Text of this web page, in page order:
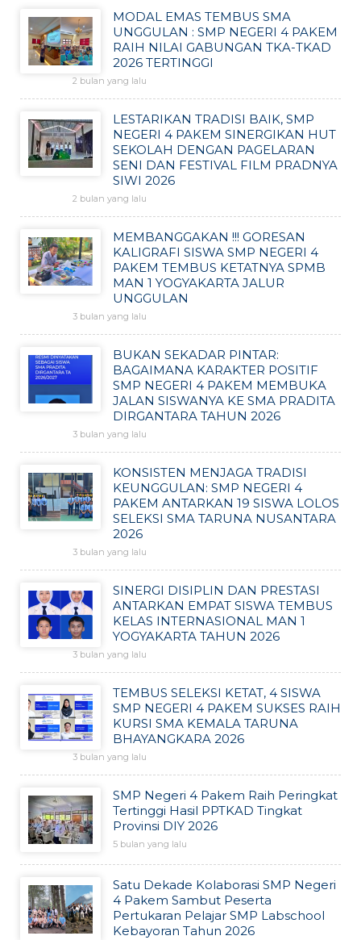
MODAL EMAS TEMBUS SMA
UNGGULAN : SMP NEGERI 4 PAKEM
RAIH NILAI GABUNGAN TKA-TKAD
2026 TERTINGGI
2 bulan yang lalu
LESTARIKAN TRADISI BAIK, SMP
NEGERI 4 PAKEM SINERGIKAN HUT
SEKOLAH DENGAN PAGELARAN
SENI DAN FESTIVAL FILM PRADNYA
SIWI 2026
2 bulan yang lalu
MEMBANGGAKAN !!! GORESAN
KALIGRAFI SISWA SMP NEGERI 4
PAKEM TEMBUS KETATNYA SPMB
MAN 1 YOGYAKARTA JALUR
UNGGULAN
3 bulan yang lalu
BUKAN SEKADAR PINTAR:
BAGAIMANA KARAKTER POSITIF
SMP NEGERI 4 PAKEM MEMBUKA
JALAN SISWANYA KE SMA PRADITA
DIRGANTARA TAHUN 2026
3 bulan yang lalu
KONSISTEN MENJAGA TRADISI
KEUNGGULAN: SMP NEGERI 4
PAKEM ANTARKAN 19 SISWA LOLOS
SELEKSI SMA TARUNA NUSANTARA
2026
3 bulan yang lalu
SINERGI DISIPLIN DAN PRESTASI
ANTARKAN EMPAT SISWA TEMBUS
KELAS INTERNASIONAL MAN 1
YOGYAKARTA TAHUN 2026
3 bulan yang lalu
TEMBUS SELEKSI KETAT, 4 SISWA
SMP NEGERI 4 PAKEM SUKSES RAIH
KURSI SMA KEMALA TARUNA
BHAYANGKARA 2026
3 bulan yang lalu
SMP Negeri 4 Pakem Raih Peringkat
Tertinggi Hasil PPTKAD Tingkat
Provinsi DIY 2026
5 bulan yang lalu
Satu Dekade Kolaborasi SMP Negeri
4 Pakem Sambut Peserta
Pertukaran Pelajar SMP Labschool
Kebayoran Tahun 2026